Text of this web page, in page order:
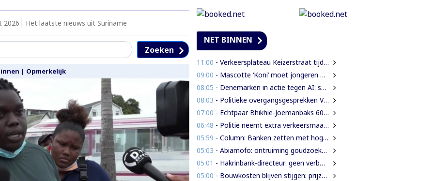
2026 Het laatste nieuws uit Suriname
Zoeken
| Opmerkelijk
NET BINNEN
11:00 - Verkeersplateau Keizerstraat tijdelijk weggehaald vanwege chaos rond Domineestraat
09:00 - Mascotte ‘Koni’ moet jongeren anders laten kijken naar Surinaamse houtsector
08:05 - Denemarken in actie tegen AI: scholieren moeten extra mondelinge examens doen
08:03 - Politieke overgangsgesprekken Venezuela beginnen zonder Machado
07:00 - Echtpaar Bhikhie-Joemanbaks 60 jaar getrouwd
06:48 - Politie neemt extra verkeersmaatregelen rond afgesloten Domineestraat
05:59 - Column: Banken zetten met hogere ATM-tarieven digitale economie op achterstand
05:03 - Abiamofo: ontruiming goudzoekers nodig na dodelijke risico’s in Moeroekreek en 21 Bergi
05:01 - Hakrinbank-directeur: geen verborgen motieven bij verkoop DSB-belang
05:00 - Bouwkosten blijven stijgen: prijzen in een jaar tijd gemiddeld 7,3% hoger